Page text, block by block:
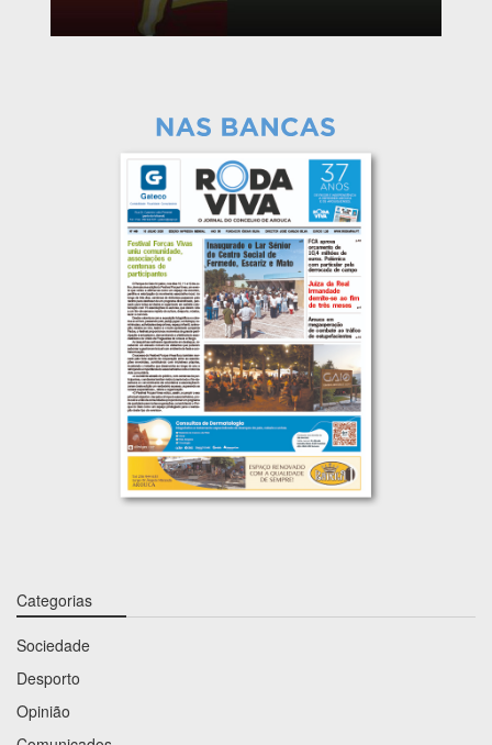
Categorias
Sociedade
Desporto
Opinião